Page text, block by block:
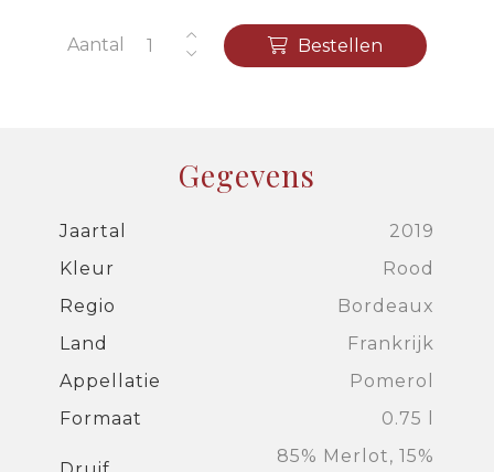
Aantal Bestellen
Gegevens
Jaartal
2019
Kleur
Rood
Regio
Bordeaux
Land
Frankrijk
Appellatie
Pomerol
Formaat
0.75 l
85% Merlot, 15%